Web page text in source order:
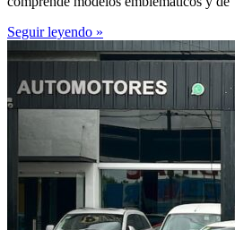
Seguir leyendo »